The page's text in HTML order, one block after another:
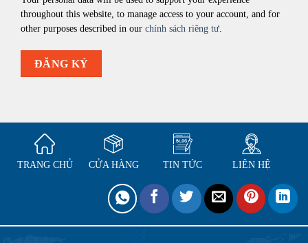
throughout this website, to manage access to your account, and for
other purposes described in our chính sách riêng tư.
ĐĂNG KÝ
TRANG CHỦ CỬA HÀNG TIN TỨC LIÊN HỆ